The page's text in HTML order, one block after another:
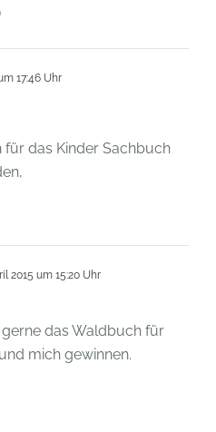
17:46 Uhr
das Kinder Sachbuch
2015 um 15:20 Uhr
das Waldbuch für
mich gewinnen.